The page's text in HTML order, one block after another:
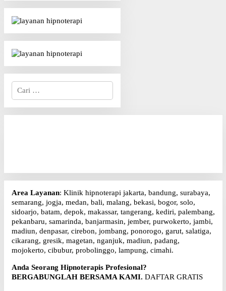
i
:
Area Layanan: Klinik hipnoterapi jakarta, bandung, surabaya,
semarang, jogja, medan, bali, malang, bekasi, bogor, solo,
sidoarjo, batam, depok, makassar, tangerang, kediri, palembang,
pekanbaru, samarinda, banjarmasin, jember, purwokerto, jambi,
madiun, denpasar, cirebon, jombang, ponorogo, garut, salatiga,
cikarang, gresik, magetan, nganjuk, madiun, padang,
mojokerto, cibubur, probolinggo, lampung, cimahi.
Anda Seorang Hipnoterapis Profesional?
BERGABUNGLAH BERSAMA KAMI. DAFTAR GRATIS